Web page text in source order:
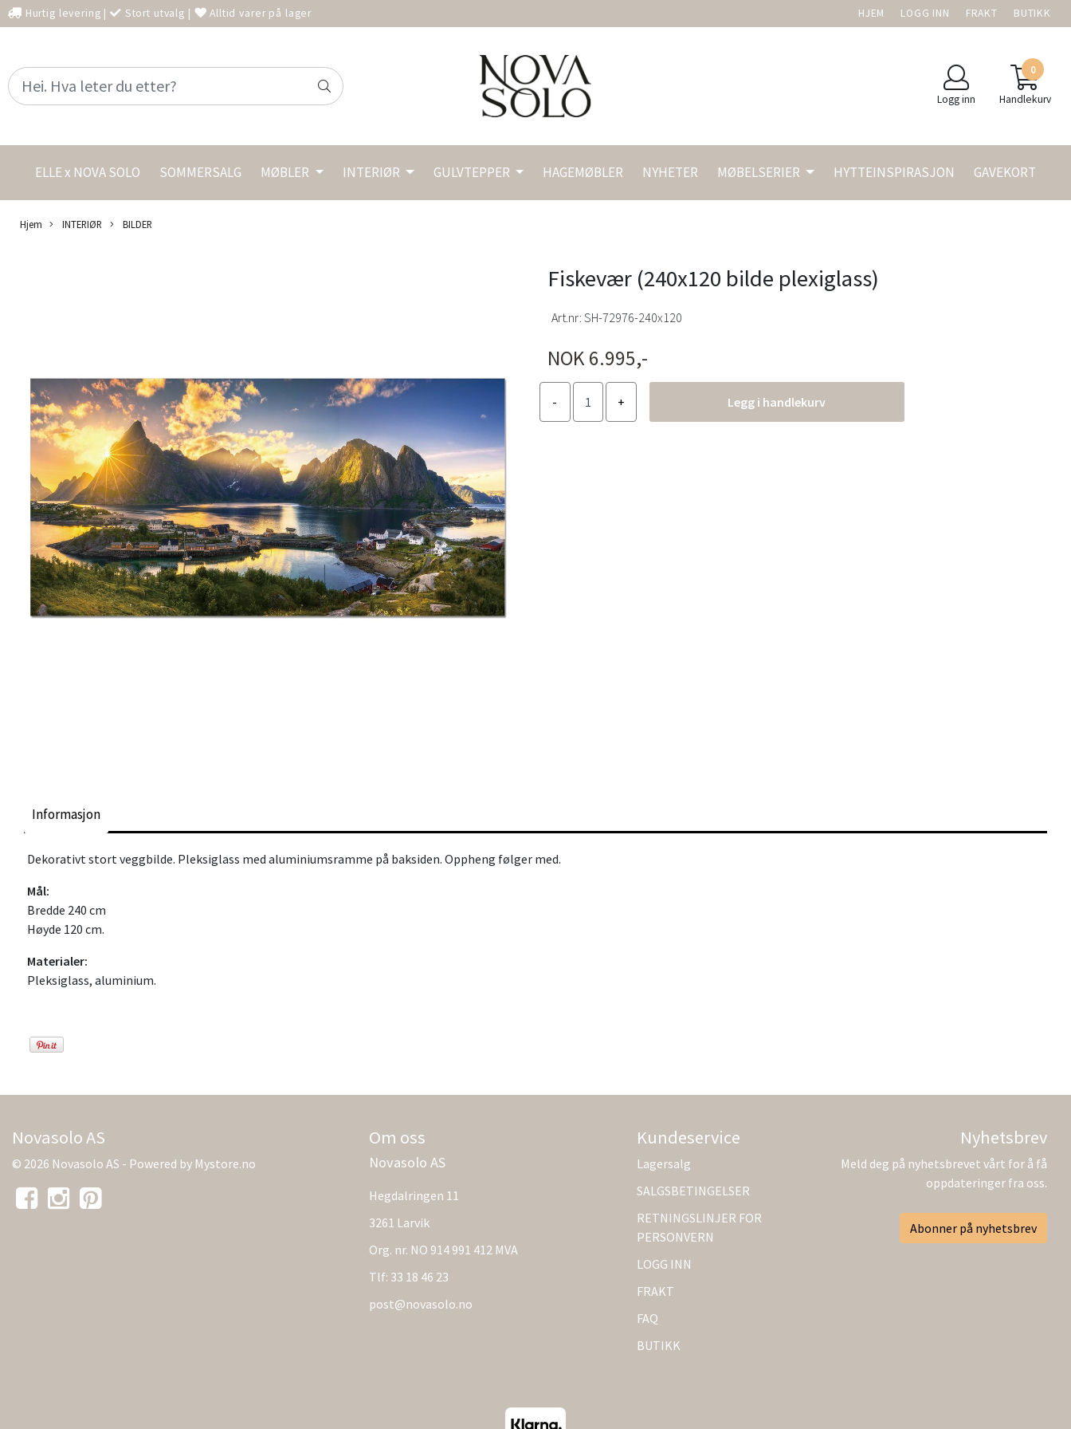
Hurtig levering | Stort utvalg | Alltid varer på lager HJEM LOGG INN FRAKT BUTIKK
Logg inn
0
Handlekurv
ELLE x NOVA SOLO SOMMERSALG MØBLER INTERIØR GULVTEPPER HAGEMØBLER NYHETER MØBELSERIER HYTTEINSPIRASJON GAVEKORT
Hjem INTERIØR BILDER
Fiskevær (240x120 bilde plexiglass)
Art.nr: SH-72976-240x120
NOK 6.995,-
Legg i handlekurv
Informasjon
Dekorativt stort veggbilde. Pleksiglass med aluminiumsramme på baksiden. Oppheng følger med.
Mål:
Bredde 240 cm
Høyde 120 cm.
Materialer:
Pleksiglass, aluminium.
Novasolo AS
© 2026 Novasolo AS - Powered by Mystore.no
Om oss
Novasolo AS
Hegdalringen 11
3261 Larvik
Org. nr. NO 914 991 412 MVA
Tlf: 33 18 46 23
post@novasolo.no
Kundeservice
Lagersalg
SALGSBETINGELSER
RETNINGSLINJER FOR
PERSONVERN
LOGG INN
FRAKT
FAQ
BUTIKK
Nyhetsbrev
Meld deg på nyhetsbrevet vårt for å få
oppdateringer fra oss.
Abonner på nyhetsbrev